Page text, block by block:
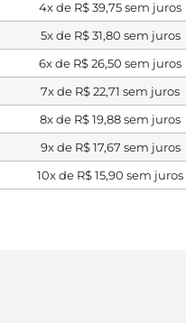
4x de R$39,75sem juros
5x de R$31,80 sem juros
6x de R$26,50 sem juros
7x de R$22,71 sem juros
8x de R$19,88sem juros
9x de R$17,67 sem juros
10x de R$15,90 sem juros